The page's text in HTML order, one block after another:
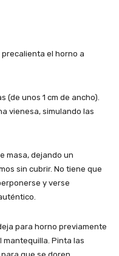
el horno a
(de unos 1 cm de ancho).
vienesa, simulando las
masa, dejando un
sin cubrir. No tiene que
y verse
para horno previamente
Pinta las